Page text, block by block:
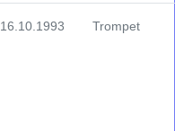
16.10.1993 Trompet